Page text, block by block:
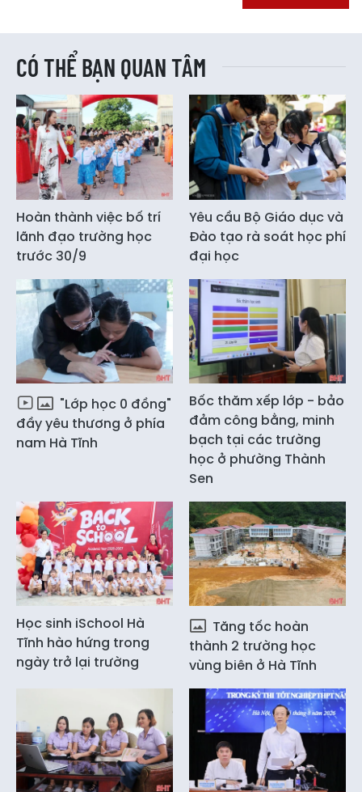
CÓ THỂ BẠN QUAN TÂM
Hoàn thành việc bố trí
lãnh đạo trường học
trước 30/9
Yêu cầu Bộ Giáo dục và
Đào tạo rà soát học phí
đại học
"Lớp học 0 đồng"
đầy yêu thương ở phía
nam Hà Tĩnh
Bốc thăm xếp lớp - bảo
đảm công bằng, minh
bạch tại các trường
học ở phường Thành
Sen
Học sinh iSchool Hà
Tĩnh hào hứng trong
ngày trở lại trường
Tăng tốc hoàn
thành 2 trường học
vùng biên ở Hà Tĩnh